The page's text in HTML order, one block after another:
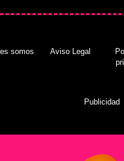
somos Aviso Legal
Publicidad